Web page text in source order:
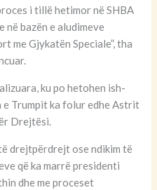
i tillë hetimor në SHBA
në bazën e aludimeve
me Gjykatën Speciale”, tha
ku po hetohen ish-
Trumpit ka folur edhe Astrit
Drejtësi.
drejtpërdrejt ose ndikim të
që ka marrë presidenti
dhe me proceset